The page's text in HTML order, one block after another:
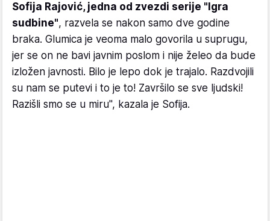
Sofija Rajović, jedna od zvezdi serije "Igra
sudbine", razvela se nakon samo dve godine
braka. Glumica je veoma malo govorila u suprugu,
jer se on ne bavi javnim poslom i nije želeo da bude
izložen javnosti. Bilo je lepo dok je trajalo. Razdvojili
su nam se putevi i to je to! Završilo se sve ljudski!
Razišli smo se u miru", kazala je Sofija.